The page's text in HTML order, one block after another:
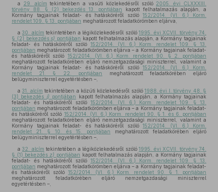
a 29. alcím tekintetében a vasúti közlekedésről szóló 2005. évi CLXXXIII.
törvény 88. § (2) bekezdés 13. pontjában kapott felhatalmazás alapján, a
Kormány tagjainak feladat- és hatásköréről szóló152/2014. (VI. 6.) Korm.
rendelet 109. § 13. pontjában meghatározott feladatkörömben eljárva,
a30. alcím tekintetében a légiközlekedésről szóló1995. évi XCVII. törvény 74.
§ (2) bekezdéss) pontjában kapott felhatalmazás alapján, a Kormány tagjainak
feladat- és hatásköréről szóló 152/2014. (VI. 6.) Korm. rendelet 109. § 13.
pontjában meghatározott feladatkörömben eljárva – a Kormány tagjainak feladat-
és hatásköréről szóló 152/2014. (VI. 6.) Korm. rendelet 90. § 2. pontjában
meghatározott feladatkörében eljáró nemzetgazdasági miniszterrel, valamint a
Kormány tagjainak feladat- és hatásköréről szóló152/2014. (VI. 6.) Korm.
rendelet 21. § 22. pontjában
meghatározott feladatkörében eljáró
belügyminiszterrel egyetértésben –,
a31. alcím tekintetében a közúti közlekedésről szóló1988. évi I. törvény 48. §
(3) bekezdés j) pontjában
kapott felhatalmazás alapján, a Kormány tagjainak
feladat- és hatásköréről szóló 152/2014. (VI. 6.) Korm. rendelet 109. § 13.
pontjában meghatározott feladatkörömben eljárva – a Kormány tagjainak feladat-
és hatásköréről szóló 152/2014. (VI. 6.) Korm. rendelet 90. § 1. és 6. pontjában
meghatározott feladatkörében eljáró nemzetgazdasági miniszterrel, valamint a
Kormány tagjainak feladat- és hatásköréről szóló152/2014. (VI. 6.) Korm.
rendelet 21. § 10. és 15. pontjában meghatározott feladatkörében eljáró
belügyminiszterrel egyetértésben –,
a32. alcím tekintetében a légiközlekedésről szóló1995. évi XCVII. törvény 74.
§ (1) bekezdés z) pontjában kapott felhatalmazás alapján, a Kormány tagjainak
feladat- és hatásköréről szóló 152/2014. (VI. 6.) Korm. rendelet 109. § 13.
pontjában meghatározott feladatkörömben eljárva – a Kormány tagjainak feladat-
és hatásköréről szóló 152/2014. (VI. 6.) Korm. rendelet 90. § 1. pontjában
meghatározott feladatkörében eljáró nemzetgazdasági miniszterrel
egyetértésben –,